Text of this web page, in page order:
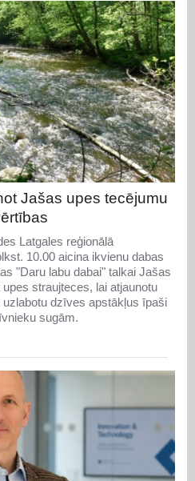
Jašas upes tecējumu
Latgales reģionālā
10.00 aicina ikvienu dabas
"Daru labu dabai" talkai Jašas
straujteces, lai atjaunotu
dzīves apstākļus īpaši
sugām.